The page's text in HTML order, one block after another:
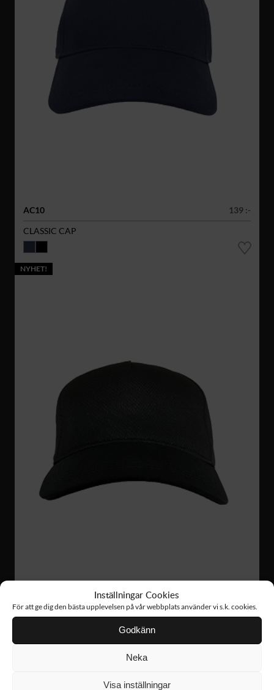
Inställningar Cookies
För att ge dig den bästa upplevelsen på vår webbplats använder vi s.k. cookies.
Godkänn
Neka
Visa inställningar
AC10
139 :-
CLASSIC CAP
NYHET!
AC09
159 :-